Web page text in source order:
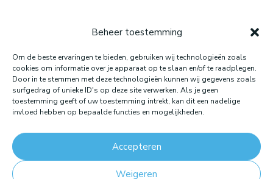
Beheer toestemming
Om de beste ervaringen te bieden, gebruiken wij technologieën zoals
cookies om informatie over je apparaat op te slaan en/of te raadplegen.
Door in te stemmen met deze technologieën kunnen wij gegevens zoals
surfgedrag of unieke ID's op deze site verwerken. Als je geen
toestemming geeft of uw toestemming intrekt, kan dit een nadelige
invloed hebben op bepaalde functies en mogelijkheden.
Accepteren
Weigeren
Website gemaakt door: LOEQ